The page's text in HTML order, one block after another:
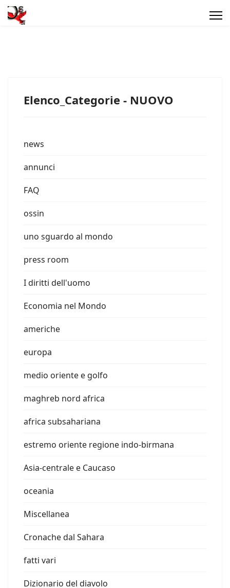
Elenco_Categorie - NUOVO
news
annunci
FAQ
ossin
uno sguardo al mondo
press room
I diritti dell'uomo
Economia nel Mondo
americhe
europa
medio oriente e golfo
maghreb nord africa
africa subsahariana
estremo oriente regione indo-birmana
Asia-centrale e Caucaso
oceania
Miscellanea
Cronache dal Sahara
fatti vari
Dizionario del diavolo